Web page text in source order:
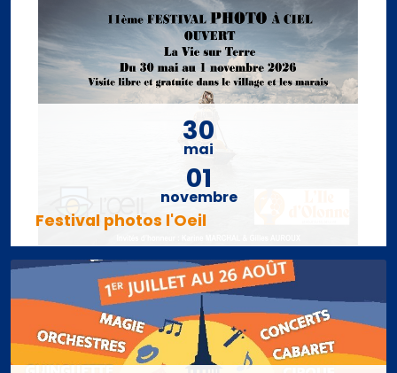
30
mai
01
novembre
Festival photos l'Oeil